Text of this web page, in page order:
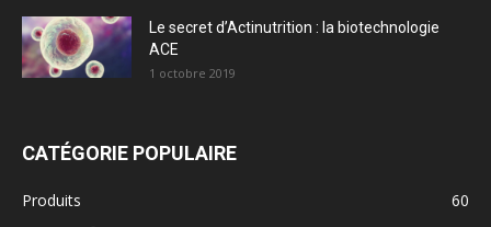
Le secret d’Actinutrition : la biotechnologie
ACE
1 octobre 2019
CATÉGORIE POPULAIRE
Produits
60